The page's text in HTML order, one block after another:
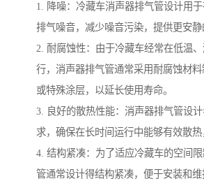
1. 降噪：冷藏车消声器排气管设计用
排气噪音，减少噪音污染，提供更安静
2. 耐腐蚀性：由于冷藏车经常在低温
行，消声器排气管通常采用耐腐蚀材
或特殊涂层，以延长使用寿命。
3. 良好的散热性能：消声器排气管设
求，确保在长时间运行中能够有效散热
4. 结构紧凑：为了适应冷藏车的空间
管通常设计得结构紧凑，便于安装和维